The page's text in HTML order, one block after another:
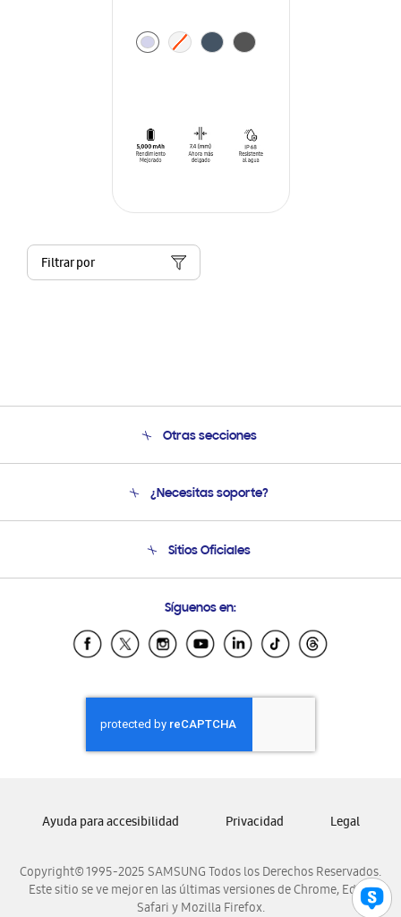
Filtrar por
Otras secciones
Soporte
Condiciones de Compra
¿Necesitas soporte?
Soporte vía eMail
Sitios Oficiales
Samsung Ecuador
Samsung El Salvador
Samsung Honduras
Samsung Nicaragua
Samsung Panamá
Samsung Venezuela
Síguenos en:
Copyright© 1995-2025 SAMSUNG Todos los Derechos Reservados.
Este sitio se ve mejor en las últimas versiones de Chrome, Edge,
Safari y Mozilla Firefox.
Ayuda para accesibilidad Privacidad Legal